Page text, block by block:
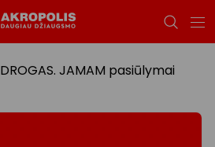
DROGAS. JAMAM pasiūlymai